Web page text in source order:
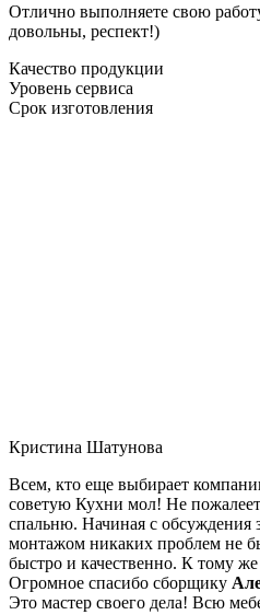
Отлично выполняете свою
довольны, респект!)
Качество продукции
Уровень сервиса
Срок изготовления
Кристина Шатунова
Всем, кто еще выбирает
советую Кухни мол! Не
спальню. Начиная с обсуждения
монтажом никаких проблем не
быстро и качественно. К тому
Огромное спасибо сборщику
Это мастер своего дела! Всю